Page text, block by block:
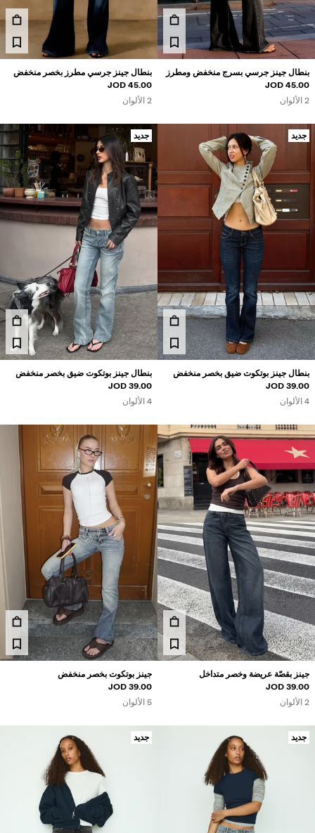
بنطال جينز جرسي بسرج منخفض ومطرز
45.00 JOD
2 الألوان
بنطال جينز جرسي مطرز بخصر منخفض
45.00 JOD
2 الألوان
جديد
بنطال جينز بوتكوت ضيق بخصر منخفض
39.00 JOD
4 الألوان
جديد
بنطال جينز بوتكوت ضيق بخصر منخفض
39.00 JOD
4 الألوان
جينز بقصّة عريضة وخصر متداخل
39.00 JOD
2 الألوان
جينز بوتكوت بخصر منخفض
39.00 JOD
5 الألوان
جديد جديد
وكارديغان
متناسقة
سباحة
موصى بها
الأكثر مبيعًا
مميزة
من نوعها
BERSHKA
NEWSLETTER المساعدة